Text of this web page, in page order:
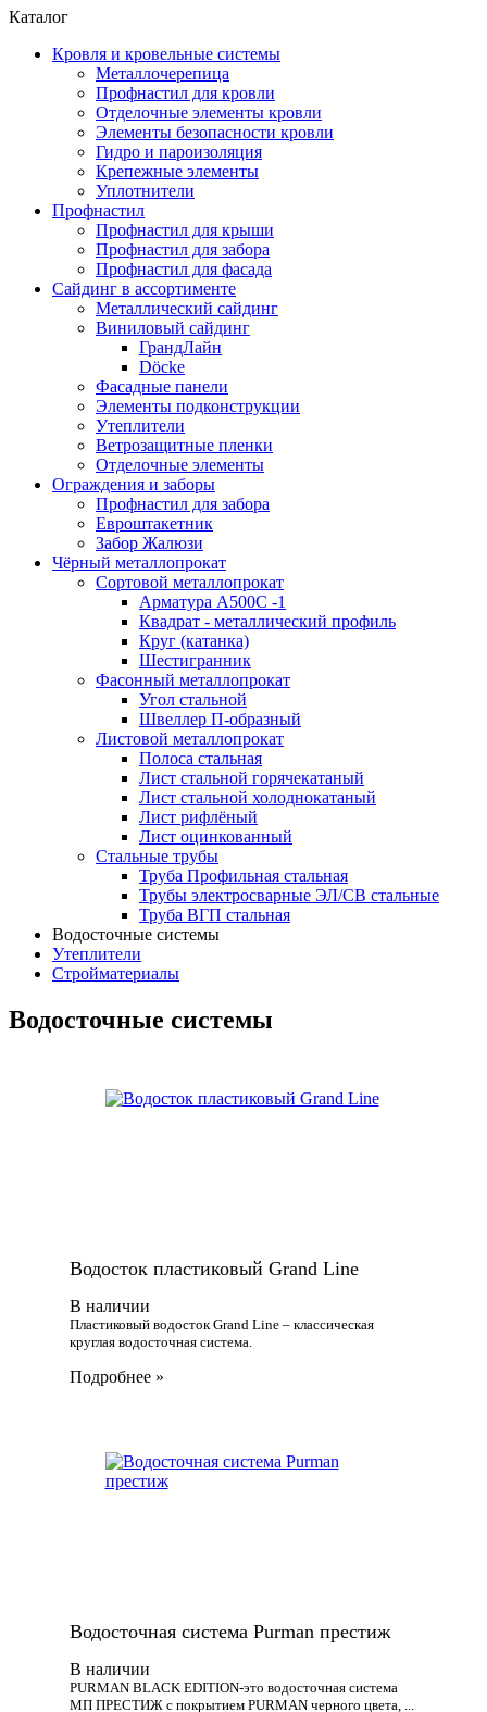
Каталог
Кровля и кровельные системы
Металлочерепица
Профнастил для кровли
Отделочные элементы кровли
Элементы безопасности кровли
Гидро и пароизоляция
Крепежные элементы
Уплотнители
Профнастил
Профнастил для крыши
Профнастил для забора
Профнастил для фасада
Сайдинг в ассортименте
Металлический сайдинг
Виниловый сайдинг
ГрандЛайн
Döcke
Фасадные панели
Элементы подконструкции
Утеплители
Ветрозащитные пленки
Отделочные элементы
Ограждения и заборы
Профнастил для забора
Евроштакетник
Забор Жалюзи
Чёрный металлопрокат
Сортовой металлопрокат
Арматура А500С -1
Квадрат - металлический профиль
Круг (катанка)
Шестигранник
Фасонный металлопрокат
Угол стальной
Швеллер П-образный
Листовой металлопрокат
Полоса стальная
Лист стальной горячекатаный
Лист стальной холоднокатаный
Лист рифлёный
Лист оцинкованный
Стальные трубы
Труба Профильная стальная
Трубы электросварные ЭЛ/СВ стальные
Труба ВГП стальная
Водосточные системы
Утеплители
Стройматериалы
Водосточные системы
Водосток пластиковый Grand Line
В наличии
Пластиковый водосток Grand Line – классическая
круглая водосточная система.
Подробнее
Водосточная система Purman престиж
В наличии
PURMAN BLACK EDITION-это водосточная система
МП ПРЕСТИЖ с покрытием PURMAN черного цвета, ...